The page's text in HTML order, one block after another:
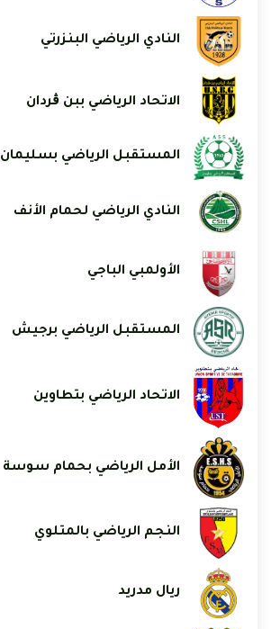
النادي الرياضي البنزرتي
الاتحاد الرياضي ببن ڨردان
المستقبل الرياضي بسليمان
النادي الرياضي لحمام الأنف
الأولمبي الباجي
المستقبل الرياضي برجيش
الاتحاد الرياضي بتطاوين
الأمل الرياضي بحمام سوسة
النجم الرياضي بالمتلوي
ريال مدريد